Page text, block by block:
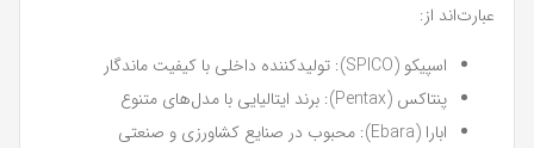
عبارت‌اند از:
اسپیکو (SPICO): تولیدکننده داخلی با کیفیت ماندگار
پنتاکس (Pentax): برند ایتالیایی با مدل‌های متنوع
ابارا (Ebara): محبوب در صنایع کشاورزی و صنعتی